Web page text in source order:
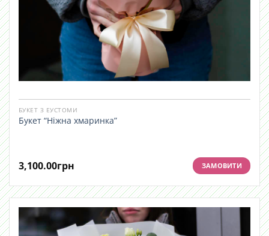
БУКЕТ З ЕУСТОМИ
Букет “Ніжна хмаринка”
3,100.00грн ЗАМОВИТИ